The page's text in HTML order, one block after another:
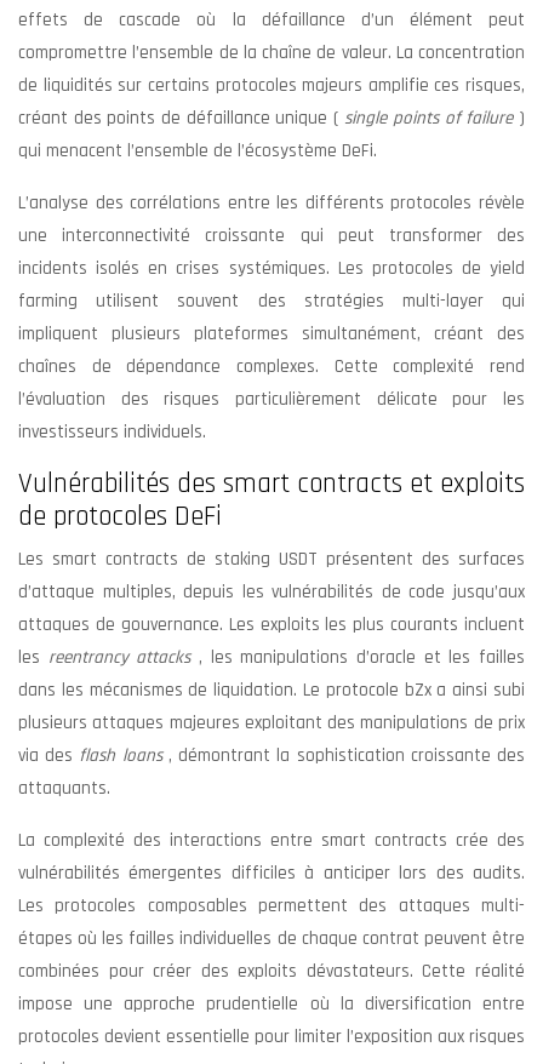
effets de cascade où la défaillance d’un élément peut
compromettre l’ensemble de la chaîne de valeur. La concentration
de liquidités sur certains protocoles majeurs amplifie ces risques,
créant des points de défaillance unique ( single points of failure )
qui menacent l’ensemble de l’écosystème DeFi.
L’analyse des corrélations entre les différents protocoles révèle
une interconnectivité croissante qui peut transformer des
incidents isolés en crises systémiques. Les protocoles de yield
farming utilisent souvent des stratégies multi-layer qui
impliquent plusieurs plateformes simultanément, créant des
chaînes de dépendance complexes. Cette complexité rend
l’évaluation des risques particulièrement délicate pour les
investisseurs individuels.
Vulnérabilités des smart contracts et exploits
de protocoles DeFi
Les smart contracts de staking USDT présentent des surfaces
d’attaque multiples, depuis les vulnérabilités de code jusqu’aux
attaques de gouvernance. Les exploits les plus courants incluent
les reentrancy attacks , les manipulations d’oracle et les failles
dans les mécanismes de liquidation. Le protocole bZx a ainsi subi
plusieurs attaques majeures exploitant des manipulations de prix
via des flash loans , démontrant la sophistication croissante des
attaquants.
La complexité des interactions entre smart contracts crée des
vulnérabilités émergentes difficiles à anticiper lors des audits.
Les protocoles composables permettent des attaques multi-
étapes où les failles individuelles de chaque contrat peuvent être
combinées pour créer des exploits dévastateurs. Cette réalité
impose une approche prudentielle où la diversification entre
protocoles devient essentielle pour limiter l’exposition aux risques